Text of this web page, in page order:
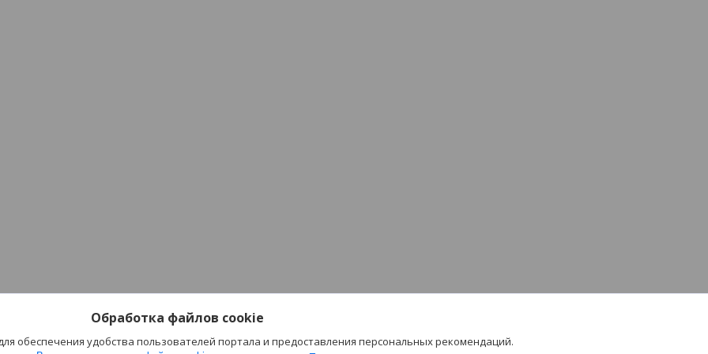
Обработка файлов cookie
обеспечения удобства пользователей портала и предоставления персональных рекомендаций.